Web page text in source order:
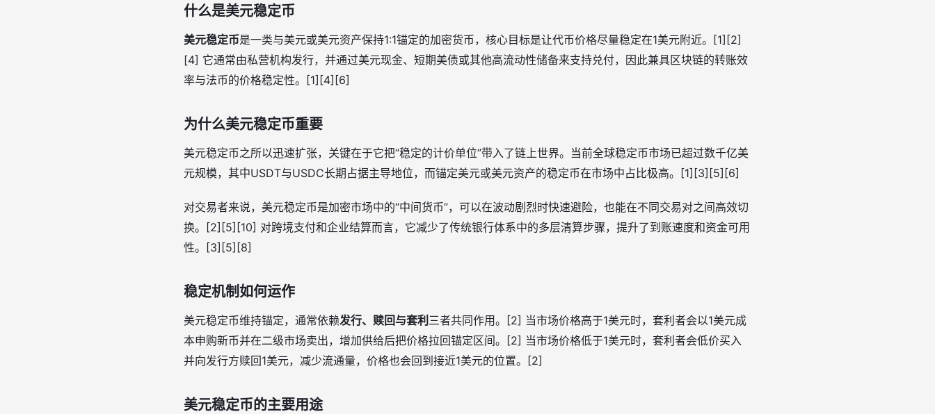
什么是美元稳定币
美元稳定币是一类与美元或美元资产保持1:1锚定的加密货币，核心目标是让代币价格尽量稳定在1美元附近。[1][2]
[4] 它通常由私营机构发行，并通过美元现金、短期美债或其他高流动性储备来支持兑付，因此兼具区块链的转账效
率与法币的价格稳定性。[1][4][6]
为什么美元稳定币重要
美元稳定币之所以迅速扩张，关键在于它把“稳定的计价单位”带入了链上世界。当前全球稳定币市场已超过数千亿美
元规模，其中USDT与USDC长期占据主导地位，而锚定美元或美元资产的稳定币在市场中占比极高。[1][3][5][6]
对交易者来说，美元稳定币是加密市场中的“中间货币”，可以在波动剧烈时快速避险，也能在不同交易对之间高效切
换。[2][5][10] 对跨境支付和企业结算而言，它减少了传统银行体系中的多层清算步骤，提升了到账速度和资金可用
性。[3][5][8]
稳定机制如何运作
美元稳定币维持锚定，通常依赖发行、赎回与套利 三者共同作用。[2] 当市场价格高于1美元时，套利者会以1美元成
本申购新币并在二级市场卖出，增加供给后把价格拉回锚定区间。[2] 当市场价格低于1美元时，套利者会低价买入
并向发行方赎回1美元，减少流通量，价格也会回到接近1美元的位置。[2]
美元稳定币的主要用途